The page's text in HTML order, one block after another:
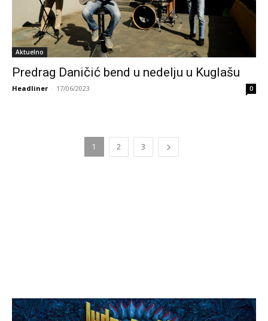
Aktuelno
Predrag Daničić bend u nedelju u Kuglašu
Headliner - 17/06/2023 0
1 2 3